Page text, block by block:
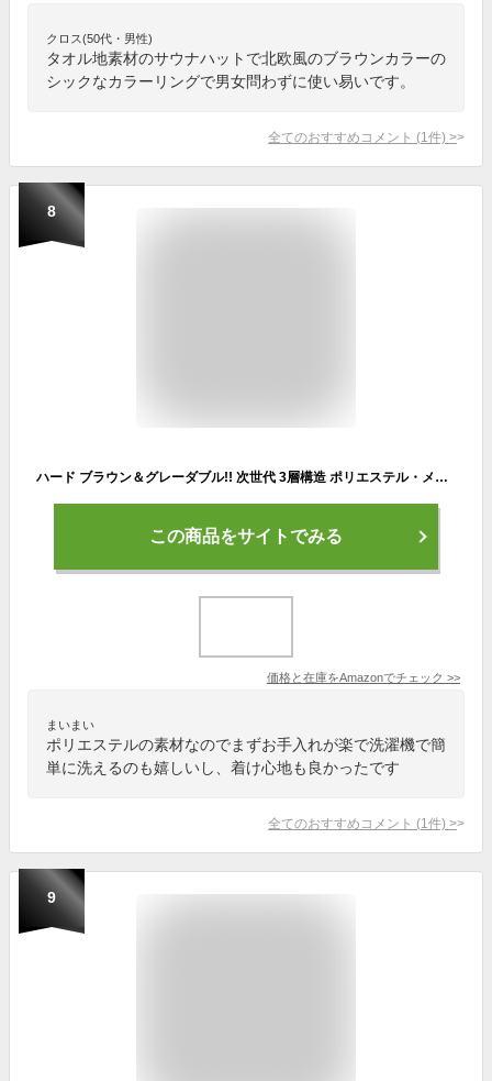
クロス(50代・男性)
タオル地素材のサウナハットで北欧風のブラウンカラーの
シックなカラーリングで男女問わずに使い易いです。
全てのおすすめコメント (1 件) >
8
ハード ブラウン＆グレーダブル!! 次世代 3層構造 ポリエステル・メッシュ素材 特大サイズ! サウナハット リバーシブル オリジナル商品 男女兼用 ゆったり
この商品をサイトでみる
価格と在庫をAmazonでチェック >>
まいまい
ポリエステルの素材なのでまずお手入れが楽で洗濯機で簡
単に洗えるのも嬉しいし、着け心地も良かったです
全てのおすすめコメント (1 件) >
9